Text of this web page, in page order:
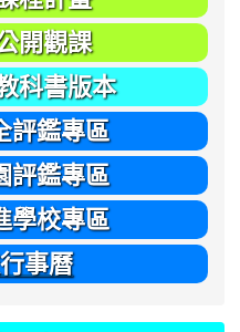
公開觀課
科書版本
評鑑專區
評鑑專區
學校專區
事曆